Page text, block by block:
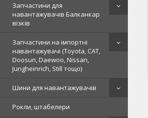
Запчастини для
навантажувачів Балканкар
візків
Запчастини на імпортні
навантажувачі (Toyota, CAT,
Doosun, Daewoo, Nissan,
Jungheinrich, Still тощо)
Шини для навантажувачів
Рокли, штабелери